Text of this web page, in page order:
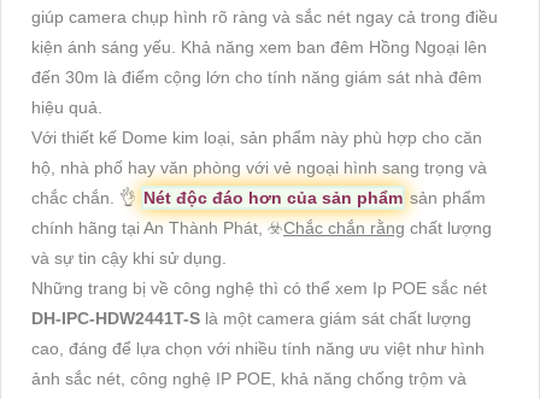
giúp camera chụp hình rõ ràng và sắc nét ngay cả trong điều
kiện ánh sáng yếu. Khả năng xem ban đêm Hồng Ngoại lên
đến 30m là điểm cộng lớn cho tính năng giám sát nhà đêm
hiệu quả.
Với thiết kế Dome kim loại, sản phẩm này phù hợp cho căn
hộ, nhà phố hay văn phòng với vẻ ngoại hình sang trọng và
chắc chắn. 👌 Nét độc đáo hơn của sản phẩm sản phẩm
chính hãng tại An Thành Phát, ☣️Chắc chắn rằng chất lượng
và sự tin cậy khi sử dụng.
Những trang bị về công nghệ thì có thể xem Ip POE sắc nét
DH-IPC-HDW2441T-S là một camera giám sát chất lượng
cao, đáng để lựa chọn với nhiều tính năng ưu việt như hình
ảnh sắc nét, công nghệ IP POE, khả năng chống trộm và